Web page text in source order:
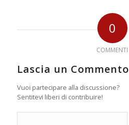
0
COMMENTI
Lascia un Commento
Vuoi partecipare alla discussione?
Sentitevi liberi di contribuire!